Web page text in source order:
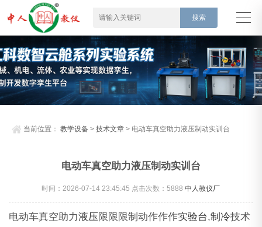
当前位置：教学设备 >技术文章 > 电动车真空助力液压制动实训台
电动车真空助力液压制动实训台
时间：2026-07-14 23:45:45 点击次数：5888中人教仪厂
电动车真空助力液压 限限限制动作作作实验台,制冷技术